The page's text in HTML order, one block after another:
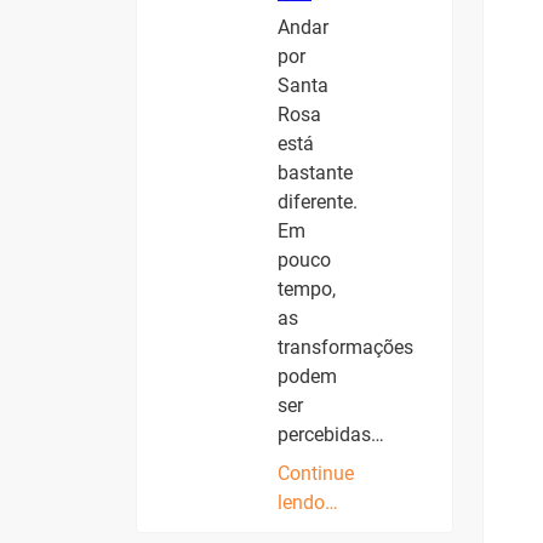
Andar
por
Santa
Rosa
está
bastante
diferente.
Em
pouco
tempo,
as
transformações
podem
ser
percebidas…
Continue
lendo…